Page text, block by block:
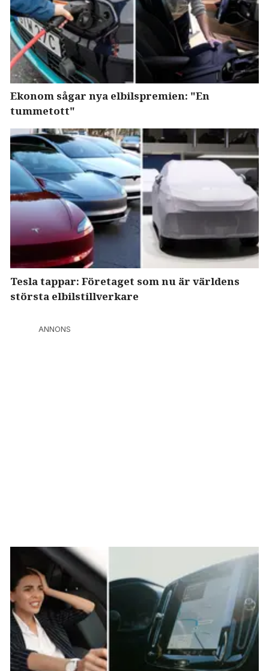
Ekonom sågar nya elbilspremien: "En
tummetott"
Tesla tappar: Företaget som nu är världens
största elbilstillverkare
ANNONS